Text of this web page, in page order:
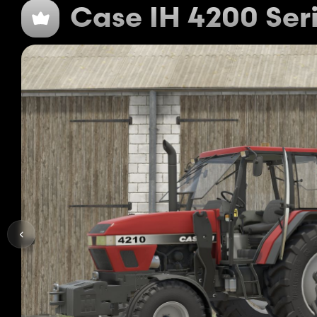
Case IH 4200